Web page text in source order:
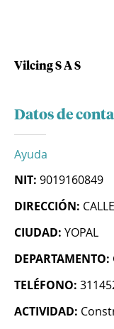
Vilcing S A S
Datos de
Ayuda
NIT: 9019160849
DIRECCIÓN:
CIUDAD: YOPAL
DEPARTAMENTO:
TELÉFONO:
ACTIVIDAD: